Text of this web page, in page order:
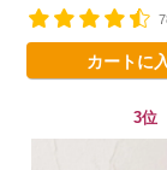
カートに
3位